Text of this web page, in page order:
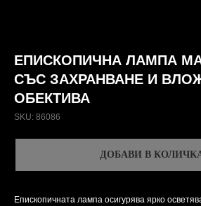
ЕПИСКОПИЧНА ЛАМПА
СЪС ЗАХРАНВАНЕ И
ОБЕКТИВА
SKU: 86086
ДОБАВИ В
Епископичната лампа осигурява ярко